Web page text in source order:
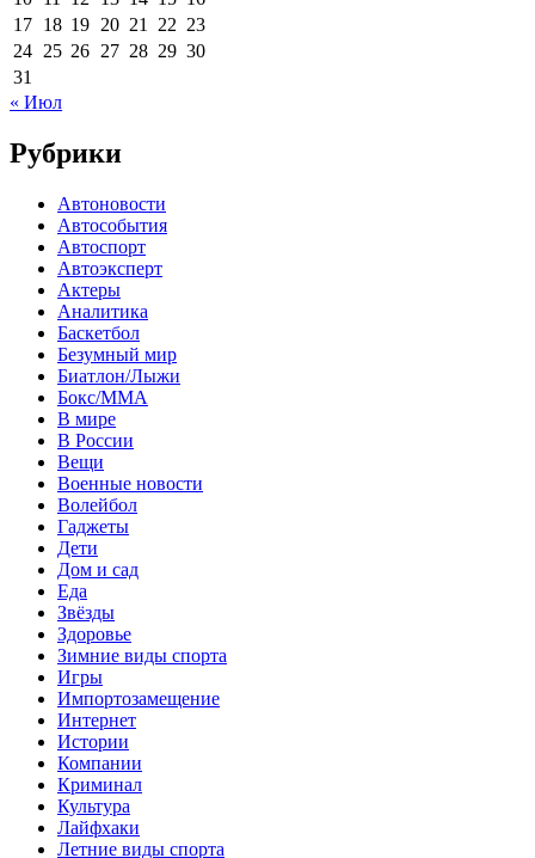
17 18 19 20 21 22 23
24 25 26 27 28 29 30
31
« Июл
Рубрики
Автоновости
Автособытия
Автоспорт
Автоэксперт
Актеры
Аналитика
Баскетбол
Безумный мир
Биатлон/Лыжи
Бокс/MMA
В мире
В России
Вещи
Военные новости
Волейбол
Гаджеты
Дети
Дом и сад
Еда
Звёзды
Здоровье
Зимние виды спорта
Игры
Импортозамещение
Интернет
Истории
Компании
Криминал
Культура
Лайфхаки
Летние виды спорта